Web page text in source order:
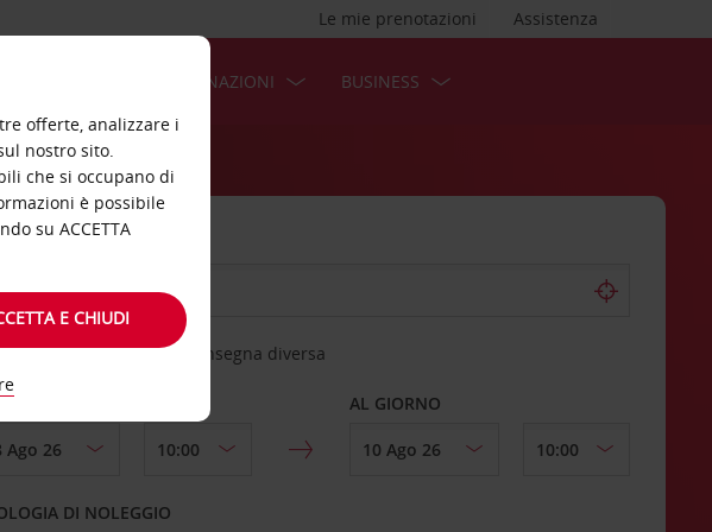
Assistenza
Le mie prenotazioni
DESTINAZIONI BUSINESS
Scegli una località di riconsegna diversa
AL GIORNO
DI NOLEGGIO
offerte, analizzare i
nostro sito.
che si occupano di
è possibile
su ACCETTA
E CHIUDI